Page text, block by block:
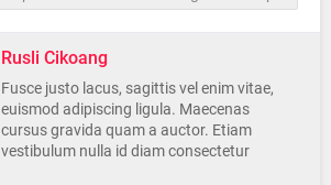
Rusli Cikoang
Fusce justo lacus, sagittis vel enim vitae,
euismod adipiscing ligula. Maecenas
cursus gravida quam a auctor. Etiam
vestibulum nulla id diam consectetur